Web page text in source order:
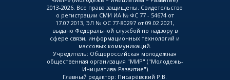
2013-2026. Все права защищены. Свидетельство
о регистрации СМИ ИА № ФС 77 - 54674 от
17.07.2013, ЭЛ № ФС 77-80297 от 09.02.2021,
выдано Федеральной службой по надзору в
сфере связи, информационных технологий и
массовых коммуникаций.
Учредитель: Общероссийская молодежная
общественная организация "МИР" ("Молодежь-
Инициатива-Развитие")
Главный редактор: Писарёвский Р.В.